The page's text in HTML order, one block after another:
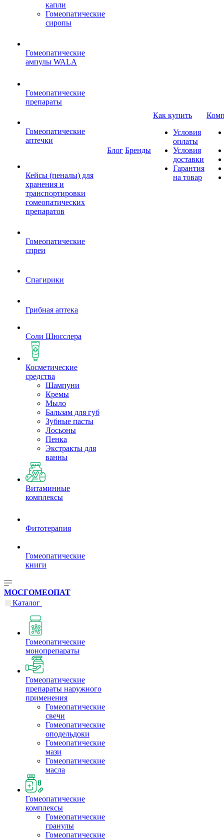
капли
Гомеопатические
сиропы
Гомеопатические
ампулы WALA
Гомеопатические
препараты
Гомеопатические
аптечки
Кейсы (пеналы) для
хранения и
транспортировки
гомеопатических
препаратов
Гомеопатические
спреи
Спагирики
Грибная аптека
Соли Шюсслера
Косметические
средства
Шампуни
Кремы
Мыло
Бальзам для губ
Зубные пасты
Лосьоны
Пенка
Экстракты для
ванны
Витаминные
комплексы
Фитотерапия
Гомеопатические
книги
Блог Бренды
Как купить
Условия
оплаты
Условия
доставки
Гарантия
на товар
МОСГОМЕОПАТ
Каталог
Гомеопатические
монопрепараты
Гомеопатические
препараты наружного
применения
Гомеопатические
свечи
Гомеопатические
оподельдоки
Гомеопатические
мази
Гомеопатические
масла
Гомеопатические
комплексы
Гомеопатические
гранулы
Гомеопатические